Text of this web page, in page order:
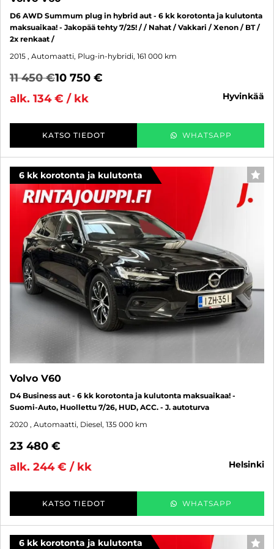
D6 AWD Summum plug in hybrid aut - 6 kk korotonta ja kulutonta
maksuaikaa! - Jakopää tehty 7/25! / / Nahat / Vakkari / Xenon / BT /
2x renkaat /
2015 , Automaatti, Plug-in-hybridi, 161 000 km
11 450 €10 750 €
alk. 134 € / kk
hyvinkää
KATSO TIEDOT WHATSAPP
6 kk korotonta ja kulutonta
Volvo V60
D4 Business aut - 6 kk korotonta ja kulutonta maksuaikaa! -
Suomi-Auto, Huollettu 7/26, HUD, ACC. - J. autoturva
2020 , Automaatti, Diesel, 135 000 km
23 480 €
alk. 244 € / kk
helsinki
KATSO TIEDOT WHATSAPP
6 kk korotonta ja kulutonta